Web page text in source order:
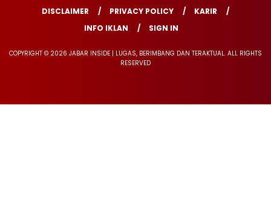
DISCLAIMER
PRIVACY POLICY
KARIR
INFO IKLAN
SIGN IN
COPYRIGHT © 2026 JABAR INSIDE | LUGAS, BERIMBANG DAN TERAKTUAL. ALL RIGHTS
RESERVED